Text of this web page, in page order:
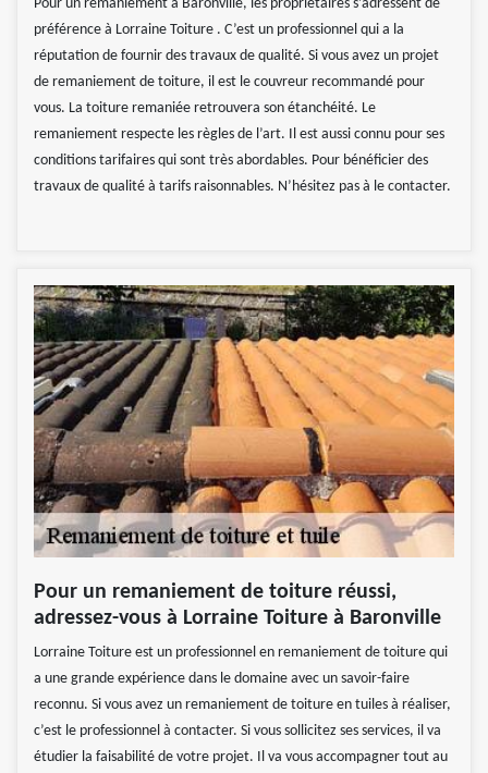
Pour un remaniement à Baronville, les propriétaires s’adressent de
préférence à Lorraine Toiture . C’est un professionnel qui a la
réputation de fournir des travaux de qualité. Si vous avez un projet
de remaniement de toiture, il est le couvreur recommandé pour
vous. La toiture remaniée retrouvera son étanchéité. Le
remaniement respecte les règles de l’art. Il est aussi connu pour ses
conditions tarifaires qui sont très abordables. Pour bénéficier des
travaux de qualité à tarifs raisonnables. N’hésitez pas à le contacter.
Pour un remaniement de toiture réussi,
adressez-vous à Lorraine Toiture à Baronville
Lorraine Toiture est un professionnel en remaniement de toiture qui
a une grande expérience dans le domaine avec un savoir-faire
reconnu. Si vous avez un remaniement de toiture en tuiles à réaliser,
c’est le professionnel à contacter. Si vous sollicitez ses services, il va
étudier la faisabilité de votre projet. Il va vous accompagner tout au